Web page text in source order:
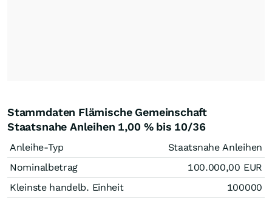
Stammdaten Flämische Gemeinschaft
Staatsnahe Anleihen 1,00 % bis 10/36
Anleihe-Typ
Staatsnahe Anleihen
Nominalbetrag
100.000,00 EUR
Kleinste handelb. Einheit
100000